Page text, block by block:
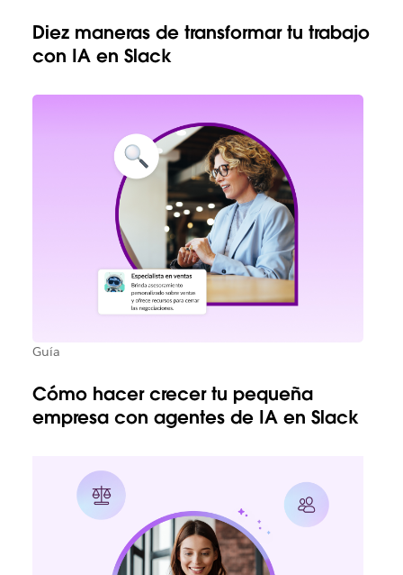
Diez maneras de transformar tu trabajo
con IA en Slack
Guía
Cómo hacer crecer tu pequeña
empresa con agentes de IA en Slack